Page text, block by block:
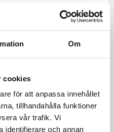
Om
cookies
för att anpassa innehållet
tillhandahålla funktioner
vår trafik. Vi
identifierare och annan